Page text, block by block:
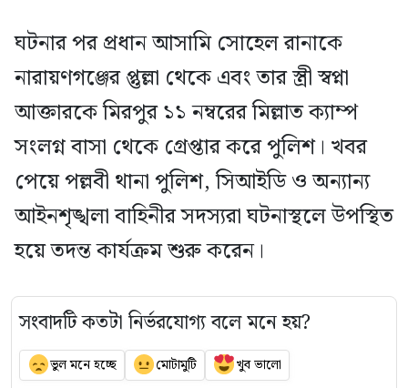
ঘটনার পর প্রধান আসামি সোহেল রানাকে
নারায়ণগঞ্জের প্তুল্লা থেকে এবং তার স্ত্রী স্বপ্না
আক্তারকে মিরপুর ১১ নম্বরের মিল্লাত ক্যাম্প
সংলগ্ন বাসা থেকে গ্রেপ্তার করে পুলিশ। খবর
পেয়ে পল্লবী থানা পুলিশ, সিআইডি ও অন্যান্য
আইনশৃঙ্খলা বাহিনীর সদস্যরা ঘটনাস্থলে উপস্থিত
হয়ে তদন্ত কার্যক্রম শুরু করেন।
সংবাদটি কতটা নির্ভরযোগ্য বলে মনে হয়?
ভুল মনে হচ্ছে মোটামুটি খুব ভালো